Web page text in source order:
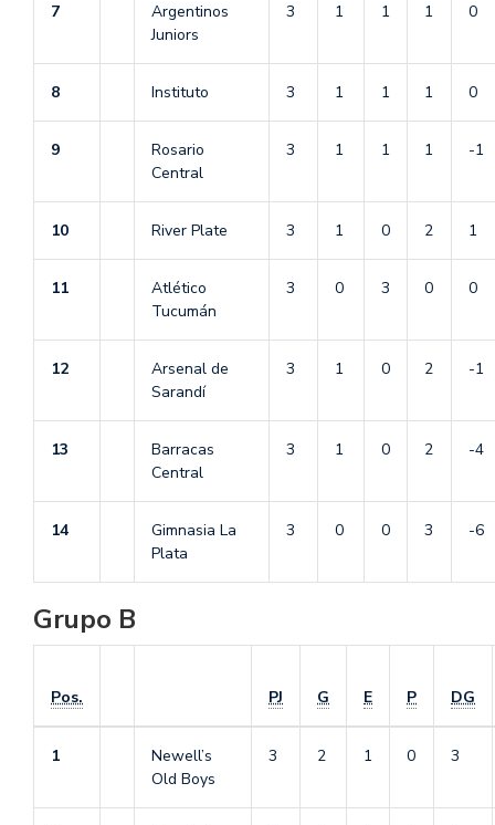
7
Argentinos
Juniors
3 1 1 1 0
8 Instituto 3 1 1 1 0
9
Rosario
Central
3 1 1 1 -1
10 River Plate 3 1 0 2 1
11
Atlético
Tucumán
3 0 3 0 0
12
Arsenal de
Sarandí
3 1 0 2 -1
13
Barracas
Central
3 1 0 2 -4
14
Gimnasia La
Plata
3 0 0 3 -6
Grupo B
Pos. PJ G E P DG
1
Newell’s
Old Boys
3 2 1 0 3